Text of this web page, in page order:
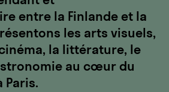
entre la Finlande et la
les arts visuels,
la littérature, le
au cœur du
Paris.